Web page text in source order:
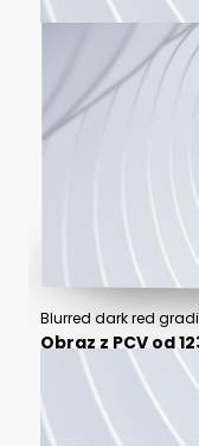
Obraz z PCV od